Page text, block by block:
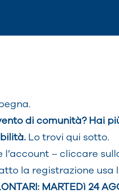
di comunità? Hai
Lo trovi qui sotto.
– cliccare
la registrazione usa
MARTEDì 24